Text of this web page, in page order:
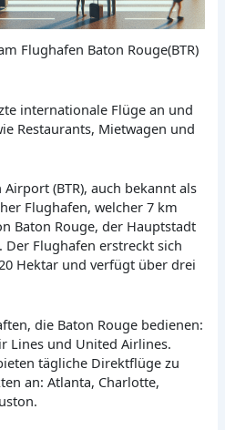
Flughafen Baton Rouge(BTR)
internationale Flüge an und
Restaurants, Mietwagen und
(BTR), auch bekannt als
Flughafen, welcher 7 km
Baton Rouge, der Hauptstadt
Flughafen erstreckt sich
Hektar und verfügt über drei
die Baton Rouge bedienen:
Lines und United Airlines.
tägliche Direktflüge zu
an: Atlanta, Charlotte,